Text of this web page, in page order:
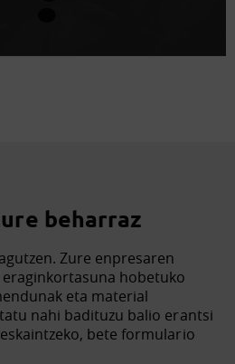
beharraz
Zure enpresaren
hobetuko
eta material
nahi badituzu balio erantsi
bete formulario